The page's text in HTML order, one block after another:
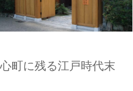
町に残る江戸時代末